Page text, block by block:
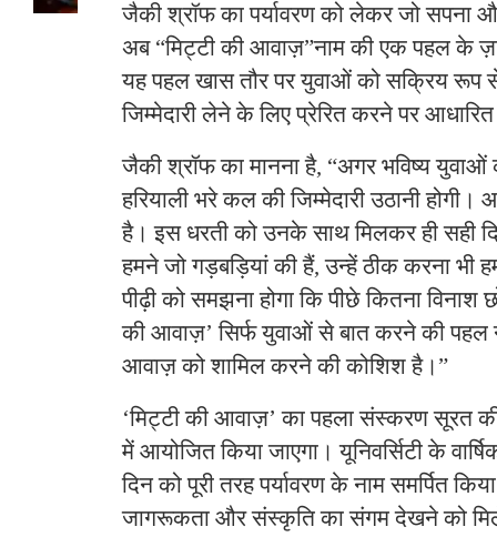
जैकी श्रॉफ का पर्यावरण को लेकर जो सपना
अब “मिट्टी की आवाज़”नाम की एक पहल के
यह पहल खास तौर पर युवाओं को सक्रिय रूप
जिम्मेदारी लेने के लिए प्रेरित करने पर
जैकी श्रॉफ का मानना है, “अगर भविष्य युवाओं
हरियाली भरे कल की जिम्मेदारी उठानी होगी।
है। इस धरती को उनके साथ मिलकर ही सही
हमने जो गड़बड़ियां की हैं, उन्हें ठीक करना भी
पीढ़ी को समझना होगा कि पीछे कितना विनाश
की आवाज़’ सिर्फ युवाओं से बात करने की पहल
आवाज़ को शामिल करने की कोशिश है।”
‘मिट्टी की आवाज़’ का पहला संस्करण सूरत की
में आयोजित किया जाएगा। यूनिवर्सिटी के
दिन को पूरी तरह पर्यावरण के नाम समर्पित
जागरूकता और संस्कृति का संगम देखने को